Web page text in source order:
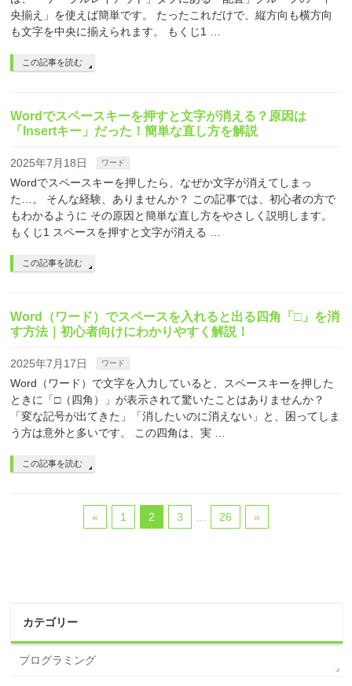
央揃え」を使えば簡単です。 たったこれだけで、縦方向も横方向
も文字を中央に揃えられます。 もくじ1 …
この記事を読む
Wordでスペースキーを押すと文字が消える？原因は
「Insertキー」だった！簡単な直し方を解説
2025年7月18日 ワード
Wordでスペースキーを押したら、なぜか文字が消えてしまっ
た…。 そんな経験、ありませんか？ この記事では、初心者の方で
もわかるように その原因と簡単な直し方をやさしく説明します。
もくじ1 スペースを押すと文字が消える …
この記事を読む
Word（ワード）でスペースを入れると出る四角「□」を消
す方法｜初心者向けにわかりやすく解説！
2025年7月17日 ワード
Word（ワード）で文字を入力していると、スペースキーを押した
ときに「□（四角）」が表示されて驚いたことはありませんか？
「変な記号が出てきた」「消したいのに消えない」と、困ってしま
う方は意外と多いです。 この四角は、実 …
この記事を読む
« 1 2 3 26 »
カテゴリー
プログラミング